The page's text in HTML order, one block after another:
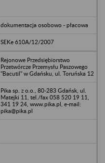
dokumentacja osobowo - płacowa
SEKe 610A/12/2007
Rejonowe Przedsiębiorstwo
Przetwórcze Przemysłu Paszowego
"Bacutil" w Gdańsku, ul. Toruńska 12
Pika sp. z o.o., 80-283 Gdańsk, ul.
Matejki 11, tel./fax 058 520 19 11,
341 19 24, www.pika.pl, e-mail:
pika@pika.pl